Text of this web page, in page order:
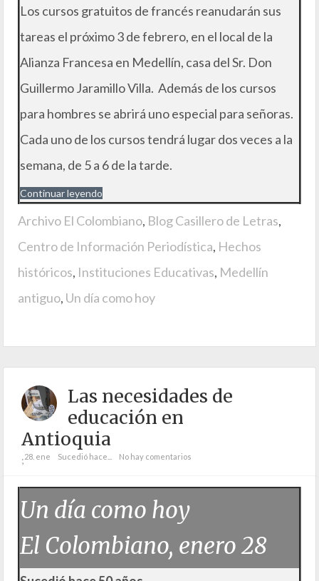
Los cursos gratuitos de francés reanudarán sus
tareas el próximo 3 de febrero, en el local de la
Alianza Francesa en Medellín, casa del Sr. Don
Guillermo Jaramillo Villa. Además de los cursos
para hombres se abrirá uno especial para señoras.
Cada uno de los cursos tendrá lugar dos veces a la
semana, de 5 a 6 de la tarde.
Continuar leyendo
Archivo El Colombiano, Blog Casillero de Letras,
Centro de Información Periodística, Hechos
históricos, Instituciones Educativas, Medellín
antiguo, Un día como hoy
Las necesidades de
educación en
Antioquia
;28. ene Sucedió hace... No hay comentarios
Un día como hoy
El Colombiano, enero 28